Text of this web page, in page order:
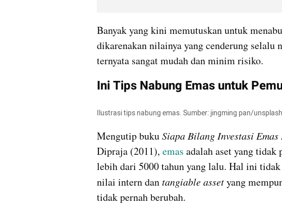
Banyak yang kini memutuskan untuk
dikarenakan nilainya yang cenderung selalu
ternyata sangat mudah dan minim risiko.
Ini Tips Nabung Emas untuk
Ilustrasi tips nabung emas. Sumber: jingming pan/unsplash
Mengutip buku Siapa Bilang Investasi
Dipraja (2011), emas adalah aset yang tidak
lebih dari 5000 tahun yang lalu. Hal ini
nilai intern dan tangiable asset yang
tidak pernah berubah.